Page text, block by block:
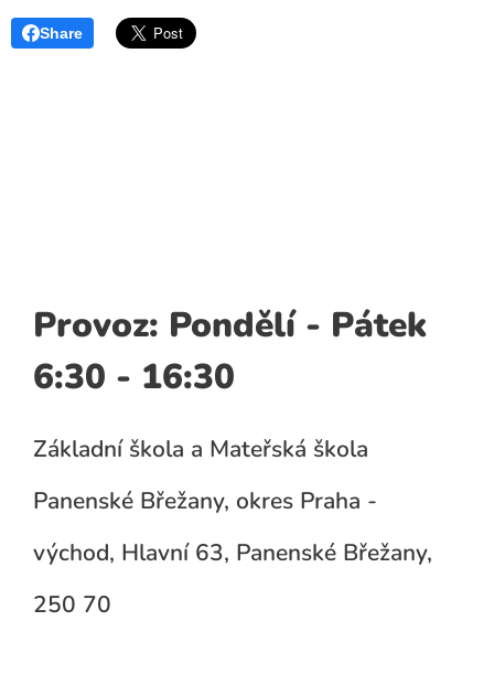
Share
Provoz: Pondělí - Pátek
6:30 - 16:30
Základní škola a Mateřská škola
Panenské Břežany, okres Praha -
východ, Hlavní 63, Panenské Břežany,
250 70